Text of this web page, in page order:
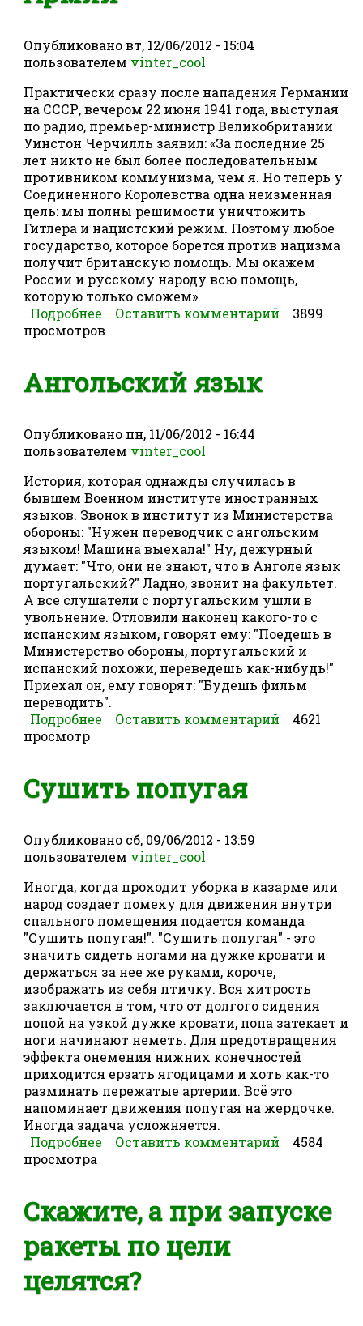
Опубликовановт, 12/06/2012 - 15:04
пользователем vinter_cool
Практически сразу после нападения Германии
на СССР, вечером 22 июня 1941 года, выступая
по радио, премьер-министр Великобритании
Уинстон Черчилль заявил: «За последние 25
лет никто не был более последовательным
противником коммунизма, чем я. Но теперь у
Соединенного Королевства одна неизменная
цель: мы полны решимости уничтожить
Гитлера и нацистский режим. Поэтому любое
государство, которое борется против нацизма
получит британскую помощь. Мы окажем
России и русскому народу всю помощь,
которую только сможем».
Подробнее о "Матильды" в Красной Армии
Оставить комментарий
3899
просмотров
Ангольский язык
Опубликовано пн, 11/06/2012 - 16:44
пользователем vinter_cool
История, которая однажды случилась в
бывшем Военном институте иностранных
языков. Звонок в институт из Министерства
обороны: "Нужен переводчик с ангольским
языком! Машина выехала!" Ну, дежурный
думает: "Что, они не знают, что в Анголе язык
португальский?" Ладно, звонит на факультет.
А все слушатели с португальским ушли в
увольнение. Отловили наконец какого-то с
испанским языком, говорят ему: "Поедешь в
Министерство обороны, португальский и
испанский похожи, переведешь как-нибудь!"
Приехал он, ему говорят: "Будешь фильм
переводить".
Подробнее о Ангольский язык
Оставить комментарий
4621
просмотр
Сушить попугая
Опубликовано сб, 09/06/2012 - 13:59
пользователем vinter_cool
Иногда, когда проходит уборка в казарме или
народ создает помеху для движения внутри
спального помещения подается команда
"Сушить попугая!". "Сушить попугая" - это
значить сидеть ногами на дужке кровати и
держаться за нее же руками, короче,
изображать из себя птичку. Вся хитрость
заключается в том, что от долгого сидения
попой на узкой дужке кровати, попа затекает и
ноги начинают неметь. Для предотвращения
эффекта онемения нижних конечностей
приходится ерзать ягодицами и хоть как-то
разминать пережатые артерии. Всё это
напоминает движения попугая на жердочке.
Иногда задача усложняется.
Подробнее о Сушить попугая
Оставить комментарий
4584
просмотра
Скажите, а при запуске
ракеты по цели
целятся?